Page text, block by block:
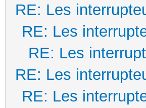
RE: Les
RE: Les
RE: Les
RE: Les
RE: Les